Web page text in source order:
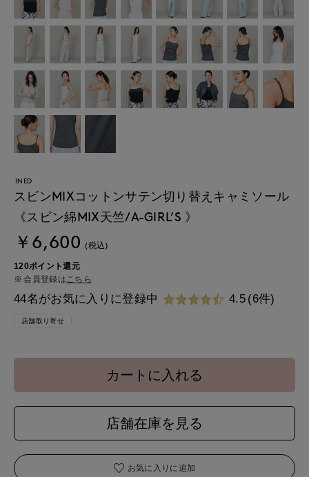
INED
スビンMIXコットンサテン切り替えキャミソール
《スビン綿MIX天竺/A-GIRL’S 》
￥6,600 (税込)
120ポイント還元
会員登録は こちら
44名がお気に入りに登録中 4.5 (6件)
店舗取り寄せ
カートに入れる
店舗在庫を見る
お気に入りに追加